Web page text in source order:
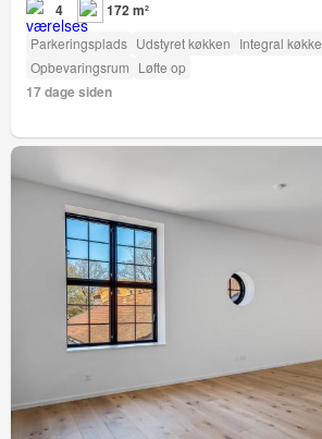
4 172 m²
Parkeringsplads Udstyret køkken Integral
Opbevaringsrum Løfte op
17 dage siden